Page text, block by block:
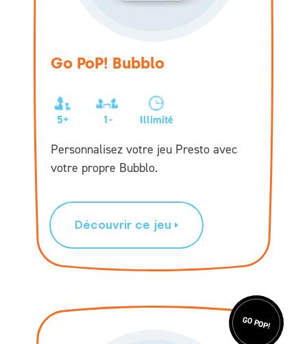
Go PoP! Bubblo
5+ 1- Illimité
Personnalisez votre jeu Presto avec
votre propre Bubblo.
Découvrir ce jeu
GO POP!